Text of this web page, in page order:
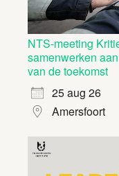
NTS-meeting
samenwerken
van de toekomst
25 aug 26
Amersfoort